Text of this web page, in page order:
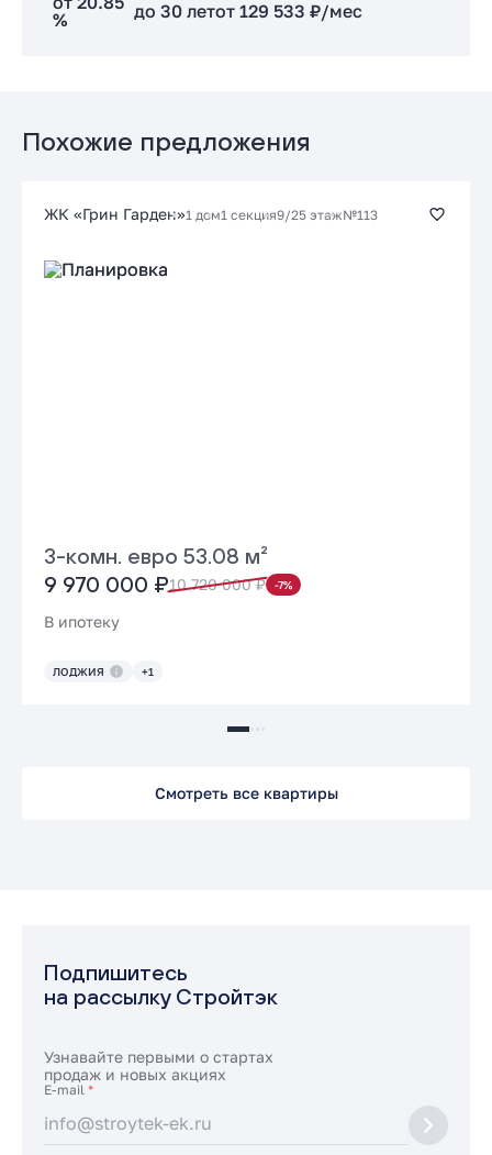
%
до 30 летот 129 533 ₽/мес
Похожие предложения
ЖК «Грин Гарден»1 дом1 секция9/25 этаж№113
3-комн. евро 53.08 м²
9 970 000 ₽10 720 000 ₽ -7%
В ипотеку
ЛОДЖИЯ +1
Смотреть все квартиры
Подпишитесь
на рассылку Стройтэк
Узнавайте первыми о стартах
продаж и новых акциях
E-mail *